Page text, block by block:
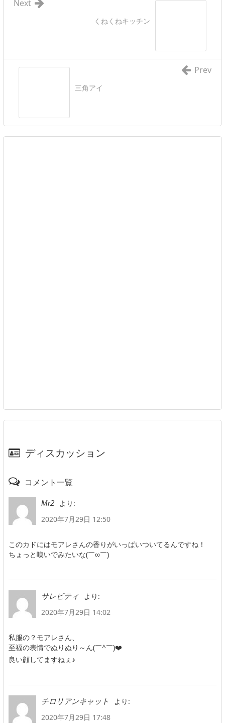
くねくねキッチン
Next
三角アイ
Prev
ディスカッション
コメント一覧
Mr2
より:
2020年7月29日 12:50
このカドにはモアレさんの香りがいっぱいついてるんですね！
ちょっと嗅いでみたいな(￣∞￣)
サレビティ
より:
2020年7月29日 14:02
私服の？モアレさん、
至福の表情でぬりぬり～ん(￣^￣)❤️
良い顔してますねぇ♪
チロリアンキャット
より:
2020年7月29日 17:48